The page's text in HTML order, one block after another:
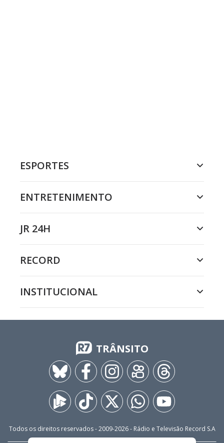
ESPORTES
ENTRETENIMENTO
JR 24H
RECORD
INSTITUCIONAL
TRÂNSITO
Todos os direitos reservados - 2009-2026- Rádio e Televisão Record S.A